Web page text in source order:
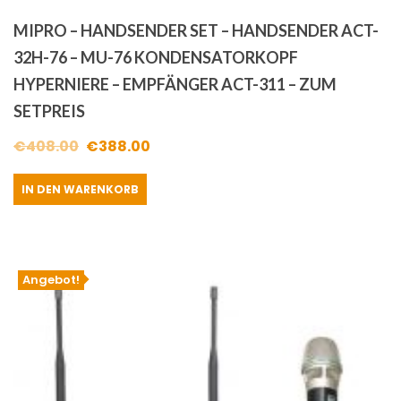
MIPRO – HANDSENDER SET – HANDSENDER ACT-
32H-76 – MU-76 KONDENSATORKOPF
HYPERNIERE – EMPFÄNGER ACT-311 – ZUM
SETPREIS
€408.00 Ursprünglicher
Preis
war:
€388.00
IN DEN WARENKORB
Angebot!